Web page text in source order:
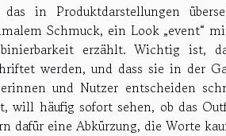
das in Produktdarstellungen
Schmuck, ein Look „event“
erzählt. Wichtig ist,
werden, und dass sie in der
und Nutzer entscheiden
will häufig sofort sehen, ob das
dafür eine Abkürzung, die Worte